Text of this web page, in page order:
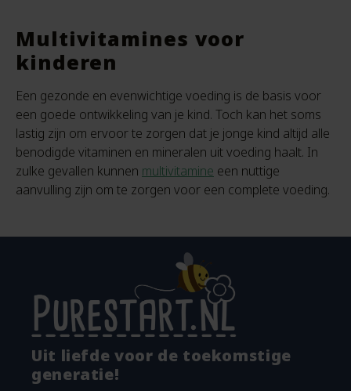
Multivitamines voor
kinderen
Een gezonde en evenwichtige voeding is de basis voor
een goede ontwikkeling van je kind. Toch kan het soms
lastig zijn om ervoor te zorgen dat je jonge kind altijd alle
benodigde vitaminen en mineralen uit voeding haalt. In
zulke gevallen kunnen multivitamine een nuttige
aanvulling zijn om te zorgen voor een complete voeding.
Uit liefde voor de toekomstige
generatie!